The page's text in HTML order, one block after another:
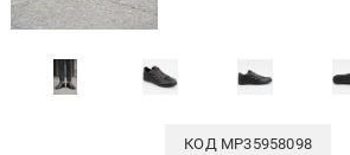
КОД MP35958098